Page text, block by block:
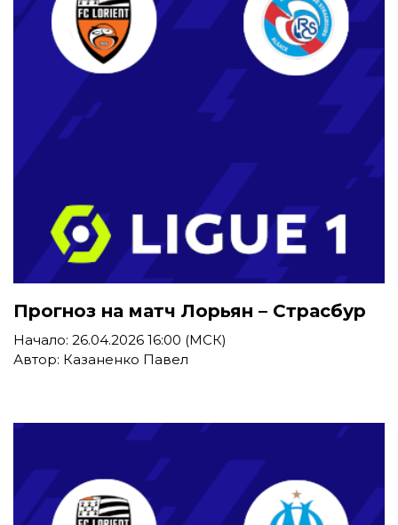
Прогноз на матч Лорьян – Страсбур
Начало: 26.04.2026 16:00 (МСК)
Автор: Казаненко Павел